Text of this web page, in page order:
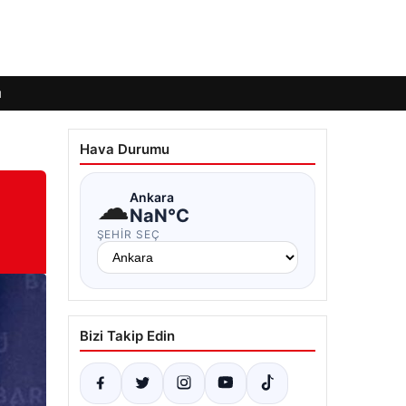
Hava Durumu
☁Ankara
NaN°C
ŞEHIR SEÇ
Bizi Takip Edin